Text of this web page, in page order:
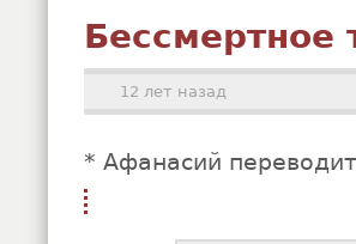
Бессмертное
12 лет назад
* Афанасий